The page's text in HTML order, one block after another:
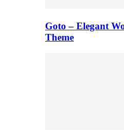
Goto – Elegant
Theme